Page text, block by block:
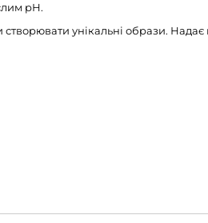
рН.
унікальні образи.